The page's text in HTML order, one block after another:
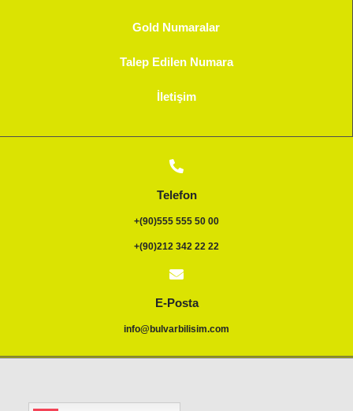
Gold Numaralar
Talep Edilen Numara
İletişim
Telefon
+(90)555 555 50 00
+(90)212 342 22 22
E-Posta
info@bulvarbilisim.com